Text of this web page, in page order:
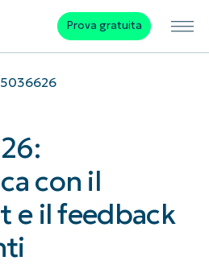
Prova gratuita
con il
e il feedback